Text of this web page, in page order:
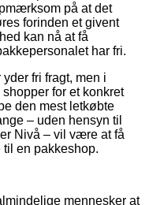
på at det
forinden et givent
kan nå at få
har fri.
fri fragt, men i
for et konkret
den mest letkøbte
– uden hensyn til
Nivå – vil være at få
til en pakkeshop.
mennesker at